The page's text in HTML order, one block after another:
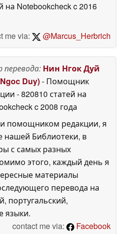
на Notebookcheckc 2016
me via:
@Marcus_Herbrich
перевода: Нин Нгок Дуй
Duy)- Помощник
- 820810 статей на
c 2008 года
помощником редакции, я
нашей Библиотеки, в
с самых разных
этого, каждый день я
материалы
перевода на
португальский,
языки.
contact me via:
Facebook